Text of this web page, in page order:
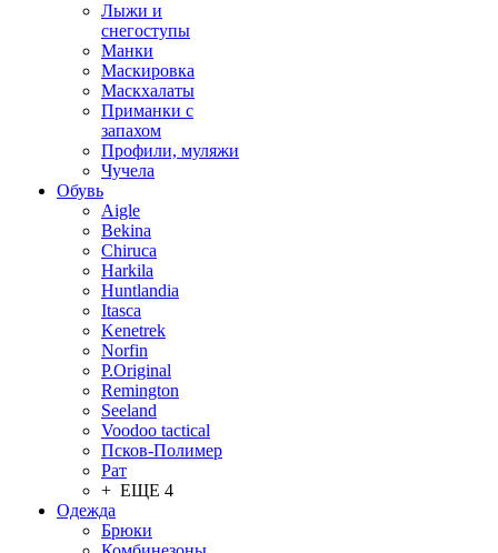
Лыжи и
снегоступы
Манки
Маскировка
Маскхалаты
Приманки с
запахом
Профили, муляжи
Чучела
Обувь
Aigle
Bekina
Chiruсa
Harkila
Huntlandia
Itasca
Kenetrek
Norfin
P.Original
Remington
Seeland
Voodoo tactical
Псков-Полимер
Рат
+ ЕЩЕ 4
Одежда
Брюки